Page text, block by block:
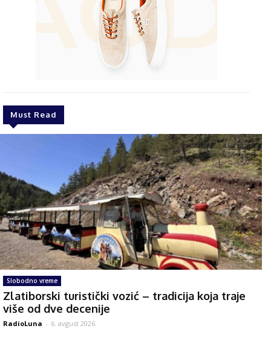
Must Read
Slobodno vreme
Zlatiborski turistički vozić – tradicija koja traje
više od dve decenije
RadioLuna - 6. avgust 2026.